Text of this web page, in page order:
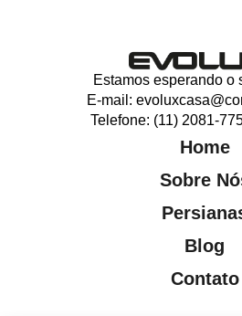
Estamos esperando o
E-mail:
Telefone: (11) 2081-
Home
Sobre
Blog
Contato